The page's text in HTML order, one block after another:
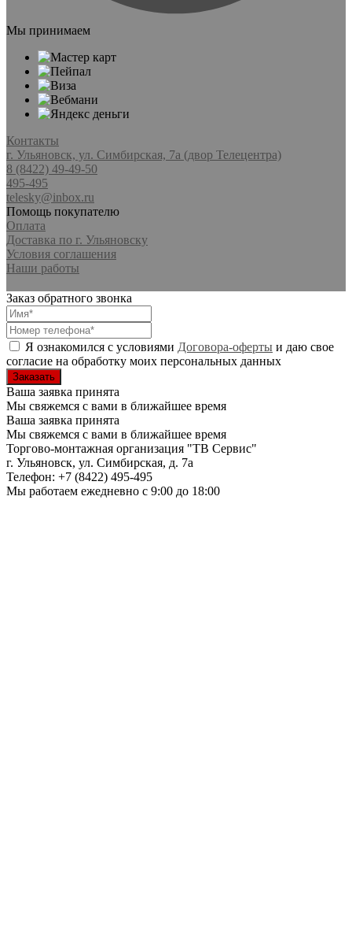
Мы принимаем
Контакты
г. Ульяновск, ул. Симбирская, 7а (двор Телецентра)
8 (8422) 49-49-50
495-495
telesky@inbox.ru
Помощь покупателю
Оплата
Доставка по г. Ульяновску
Условия соглашения
Наши работы
Заказ обратного звонка
Я ознакомился с условиями Договора-оферты и даю свое
согласие на обработку моих персональных данных
Ваша заявка принята
Мы свяжемся с вами в ближайшее время
Ваша заявка принята
Мы свяжемся с вами в ближайшее время
Торгово-монтажная организация "ТВ Сервис"
г. Ульяновск, ул. Симбирская, д. 7а
Телефон: +7 (8422) 495-495
Мы работаем ежедневно с 9:00 до 18:00